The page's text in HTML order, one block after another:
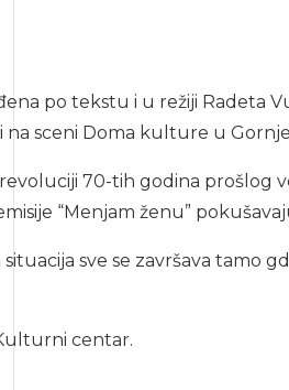
po tekstu i u režiji Radeta
na sceni Doma kulture u
70-tih godina prošlog
“Menjam ženu”
sve se završava tamo
centar.